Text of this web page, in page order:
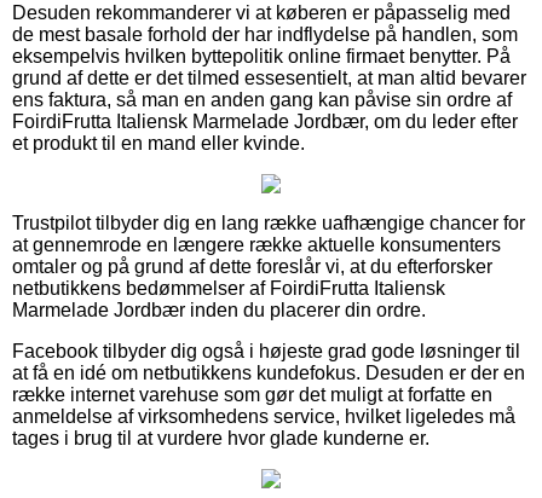
Desuden rekommanderer vi at køberen er påpasselig med
de mest basale forhold der har indflydelse på handlen, som
eksempelvis hvilken byttepolitik online firmaet benytter. På
grund af dette er det tilmed essesentielt, at man altid bevarer
ens faktura, så man en anden gang kan påvise sin ordre af
FoirdiFrutta Italiensk Marmelade Jordbær, om du leder efter
et produkt til en mand eller kvinde.
Trustpilot tilbyder dig en lang række uafhængige chancer for
at gennemrode en længere række aktuelle konsumenters
omtaler og på grund af dette foreslår vi, at du efterforsker
netbutikkens bedømmelser af FoirdiFrutta Italiensk
Marmelade Jordbær inden du placerer din ordre.
Facebook tilbyder dig også i højeste grad gode løsninger til
at få en idé om netbutikkens kundefokus. Desuden er der en
række internet varehuse som gør det muligt at forfatte en
anmeldelse af virksomhedens service, hvilket ligeledes må
tages i brug til at vurdere hvor glade kunderne er.